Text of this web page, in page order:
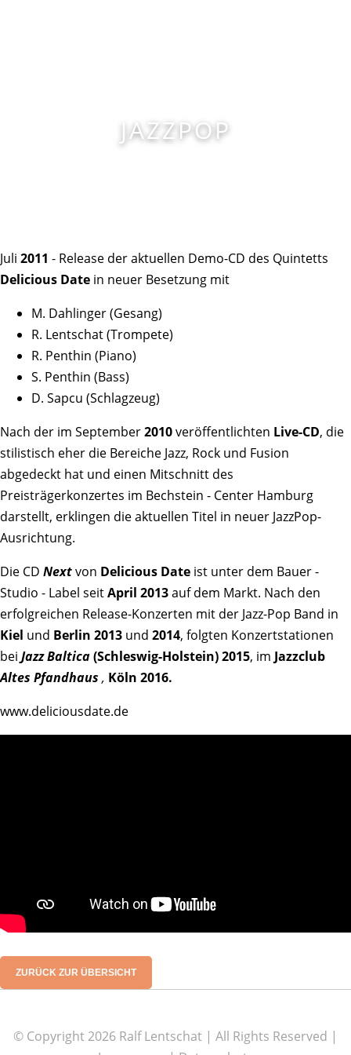
JAZZPOP
Juli 2011 - Release der aktuellen Demo-CD des Quintetts
Delicious Date in neuer Besetzung mit
M. Dahlinger (Gesang)
R. Lentschat (Trompete)
R. Penthin (Piano)
S. Penthin (Bass)
D. Sapcu (Schlagzeug)
Nach der im September2010veröffentlichten Live-CD, die
stilistisch eher die Bereiche Jazz, Rock und Fusion
abgedeckt hat und einen Mitschnitt des
Preisträgerkonzertes im Bechstein - Center Hamburg
darstellt, erklingen die aktuellen Titel in neuer JazzPop-
Ausrichtung.
Die CD Nextvon Delicious Date ist unter dem Bauer -
Studio - Label seitApril 2013auf dem Markt. Nach den
erfolgreichen Release-Konzerten mit der Jazz-Pop Band in
Kiel und Berlin 2013 und 2014, folgten Konzertstationen
bei Jazz Baltica(Schleswig-Holstein) 2015, im Jazzclub
Altes Pfandhaus , Köln 2016.
www.deliciousdate.de
ZURÜCK ZUR ÜBERSICHT
© Copyright 2026 Ralf Lentschat | All Rights Reserved |